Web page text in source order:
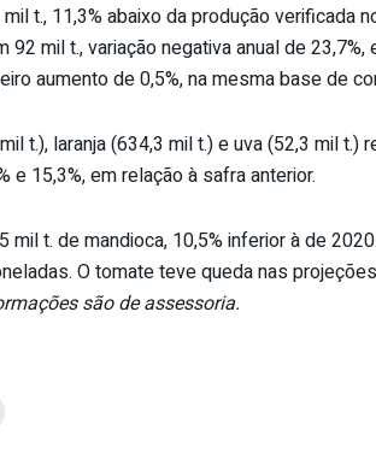
t., 11,3% abaixo da produção verificada
mil t., variação negativa anual de 23,7%,
aumento de 0,5%, na mesma base de
t.), laranja (634,3 mil t.) e uva (52,3 mil t.)
15,3%, em relação à safra anterior.
t. de mandioca, 10,5% inferior à de
O tomate teve queda nas
são de assessoria.